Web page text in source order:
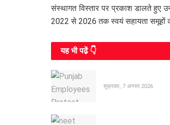
संस्थागत विस्तार पर प्रकाश डालते हुए
2022 से 2026 तक स्वयं सहायता समूहों
यह भी पढे़ं 👇
शुक्रवार, 7 अगस्त 2026